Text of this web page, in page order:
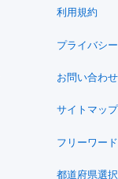
利用規約
プライバシ
お問い合わせ
サイトマップ
フリーワー
都道府県選択